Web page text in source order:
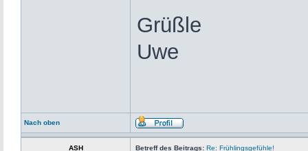
Grüßle
Uwe
Nach oben
ASH Betreff des Beitrags: Re: Frühlingsgefühle!